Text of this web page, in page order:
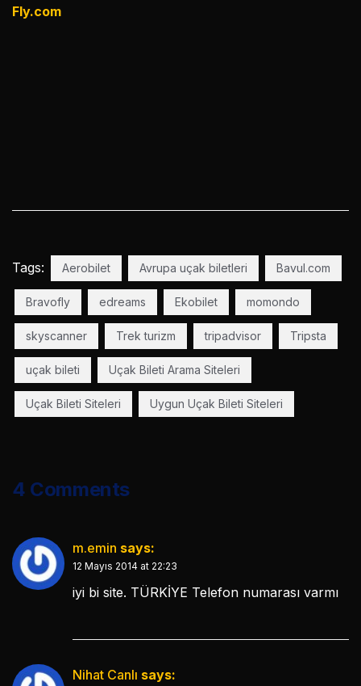
Fly.com
Tags: Aerobilet Avrupa uçak biletleri Bavul.com
Bravofly edreams Ekobilet momondo
skyscanner Trek turizm tripadvisor Tripsta
uçak bileti Uçak Bileti Arama Siteleri
Uçak Bileti Siteleri Uygun Uçak Bileti Siteleri
4 Comments
m.emin says:
12 Mayıs 2014 at 22:23
iyi bi site. TÜRKİYE Telefon numarası varmı
Nihat Canlı says: